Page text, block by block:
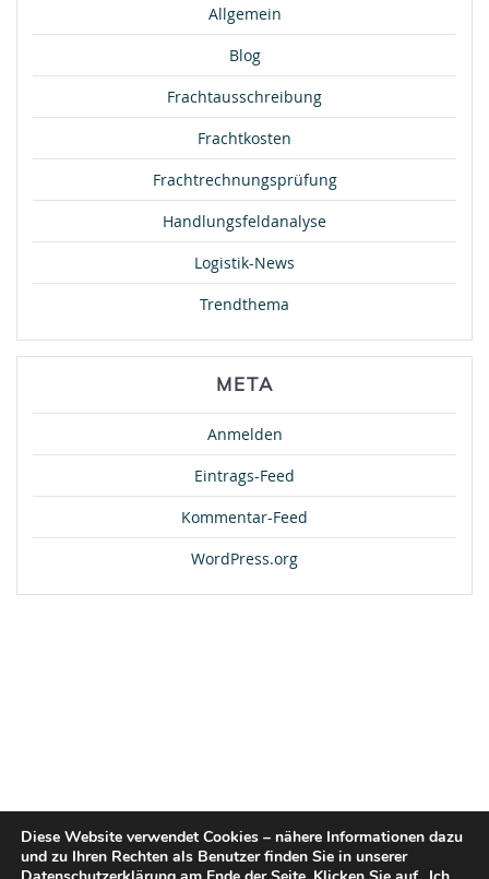
Allgemein
Blog
Frachtausschreibung
Frachtkosten
Frachtrechnungsprüfung
Handlungsfeldanalyse
Logistik-News
Trendthema
META
Anmelden
Eintrags-Feed
Kommentar-Feed
WordPress.org
Diese Website verwendet Cookies – nähere Informationen dazu
und zu Ihren Rechten als Benutzer finden Sie in unserer